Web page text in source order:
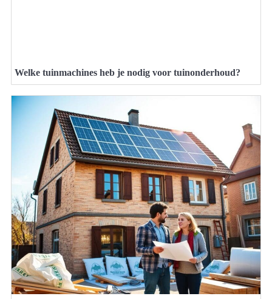
Welke tuinmachines heb je nodig voor tuinonderhoud?